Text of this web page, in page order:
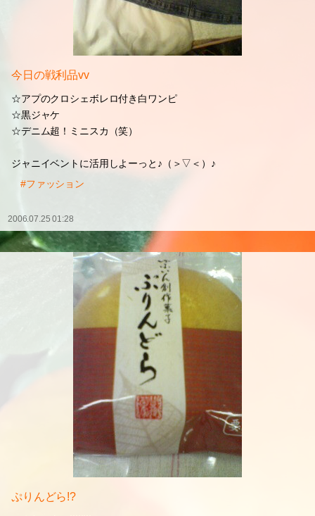
今日の戦利品vv
☆アプのクロシェボレロ付き白ワンピ
☆黒ジャケ
☆デニム超！ミニスカ（笑）
ジャニイベントに活用しよーっと♪（＞▽＜）♪
#ファッション
2006.07.25 01:28
ぷりんどら!?